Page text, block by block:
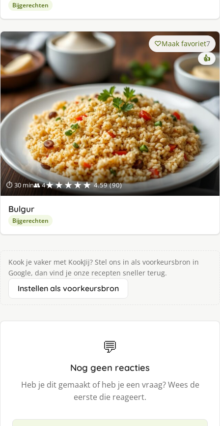
Bijgerechten
⏱ 30 min👥 4★★★★★ 4.59 (90)
Maak favoriet7
👍
Bulgur
Bijgerechten
Kook je vaker met KookJij? Stel ons in als voorkeursbron in
Google, dan vind je onze recepten sneller terug.
Instellen als voorkeursbron
💬
Nog geen reacties
Heb je dit gemaakt of heb je een vraag? Wees de
eerste die reageert.